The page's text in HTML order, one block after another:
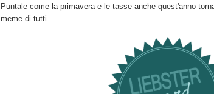
Puntale come la primavera e le tasse anche quest'anno
meme di tutti.